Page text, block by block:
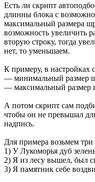
Есть ли скрипт
длинны блока с
максимальный размера
возможность увеличить
вторую строку, тогда
нет, то уменьшаем.
К примеру, в настройках
— минимальный размер
— максимальный размер
А потом скрипт сам
чтобы он не превышал
надпись.
Для примера возьмем три
1) У Лукоморья дуб
2) Я из лесу вышел, был
3) Я памятник себе